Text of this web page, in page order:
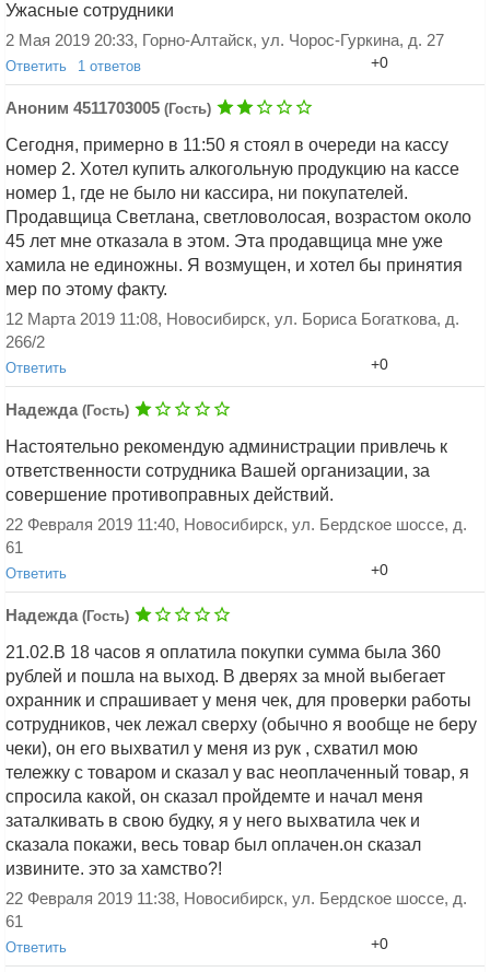
Добавить ответ
Ужасные сотрудники
2 Мая 2019 20:33, Горно-Алтайск, ул. Чорос-Гуркина, д. 27
Ответить 1 ответов +0
Аноним 5212161757(Гость)
в жалобную книгу и точно исправят
Система работает
13 Декабря 2019 10:24, Новосибирск
Ответить
+0
Добавить ответ
Аноним 4511703005 (Гость)
Сегодня, примерно в 11:50 я стоял в очереди на кассу
номер 2. Хотел купить алкогольную продукцию на кассе
номер 1, где не было ни кассира, ни покупателей.
Продавщица Светлана, светловолосая, возрастом около
45 лет мне отказала в этом. Эта продавщица мне уже
хамила не единожны. Я возмущен, и хотел бы принятия
мер по этому факту.
12 Марта 2019 11:08, Новосибирск, ул. Бориса Богаткова, д.
266/2
Ответить +0
Надежда (Гость)
Настоятельно рекомендую администрации привлечь к
ответственности сотрудника Вашей организации, за
совершение противоправных действий.
22 Февраля 2019 11:40, Новосибирск, ул. Бердское шоссе, д.
61
Ответить +0
Добавить ответ
Надежда (Гость)
21.02.В 18 часов я оплатила покупки сумма была 360
рублей и пошла на выход. В дверях за мной выбегает
охранник и спрашивает у меня чек, для проверки работы
сотрудников, чек лежал сверху (обычно я вообще не беру
чеки), он его выхватил у меня из рук , схватил мою
тележку с товаром и сказал у вас неоплаченный товар, я
спросила какой, он сказал пройдемте и начал меня
заталкивать в свою будку, я у него выхватила чек и
сказала покажи, весь товар был оплачен.он сказал
извините. это за хамство?!
22 Февраля 2019 11:38, Новосибирск, ул. Бердское шоссе, д.
61
Ответить +0